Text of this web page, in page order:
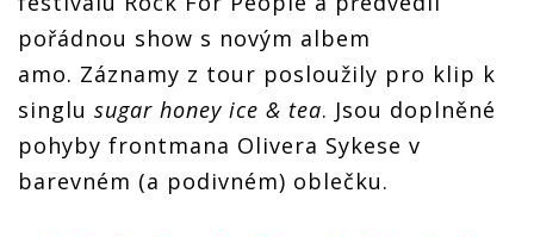
pořádnou show s novým albem
amo. Záznamy z tour posloužily pro klip k
singlu sugar honey ice & tea. Jsou doplněné
pohyby frontmana Olivera Sykese v
barevném (a podivném) oblečku.